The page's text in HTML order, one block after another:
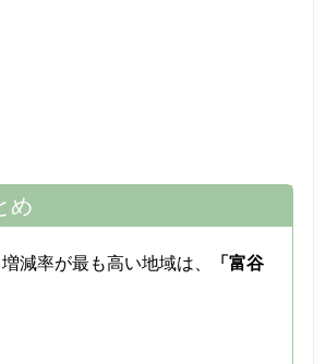
め
率が最も高い地域は、
「富谷